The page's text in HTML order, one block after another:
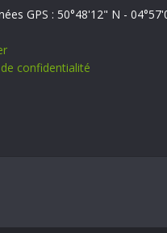
GPS : 50°48'12" N -
confidentialité